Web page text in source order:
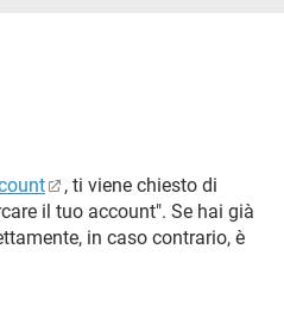
, ti viene chiesto di
il tuo account". Se hai già
in caso contrario, è